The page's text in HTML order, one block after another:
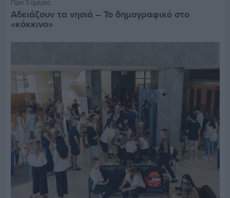
Πριν 3 ημέρες
Αδειάζουν τα νησιά – Το δημογραφικό στο
«κόκκινο»